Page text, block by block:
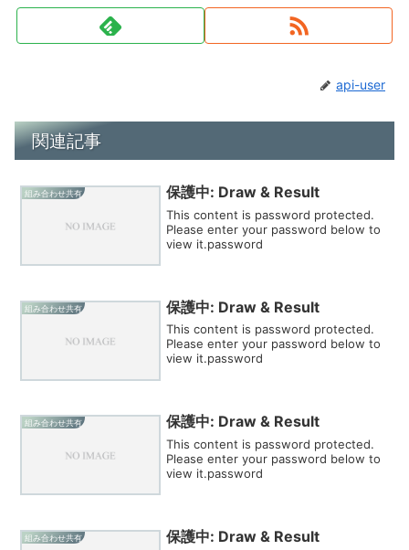
api-user
関連記事
組み合わせ共有 保護中: Draw & Result
This content is password protected.
Please enter your password below to
view it.password
組み合わせ共有 保護中: Draw & Result
This content is password protected.
Please enter your password below to
view it.password
組み合わせ共有 保護中: Draw & Result
This content is password protected.
Please enter your password below to
view it.password
組み合わせ共有 保護中: Draw & Result